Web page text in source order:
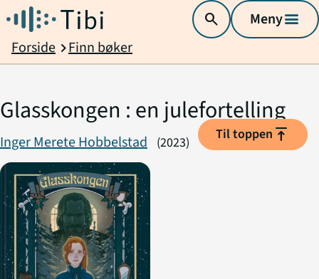
search Menymenu
Forside chevron_rightFinn bøker
Glasskongen : en julefortelling
Inger Merete Hobbelstad (2023) Til toppen vertical_align_top